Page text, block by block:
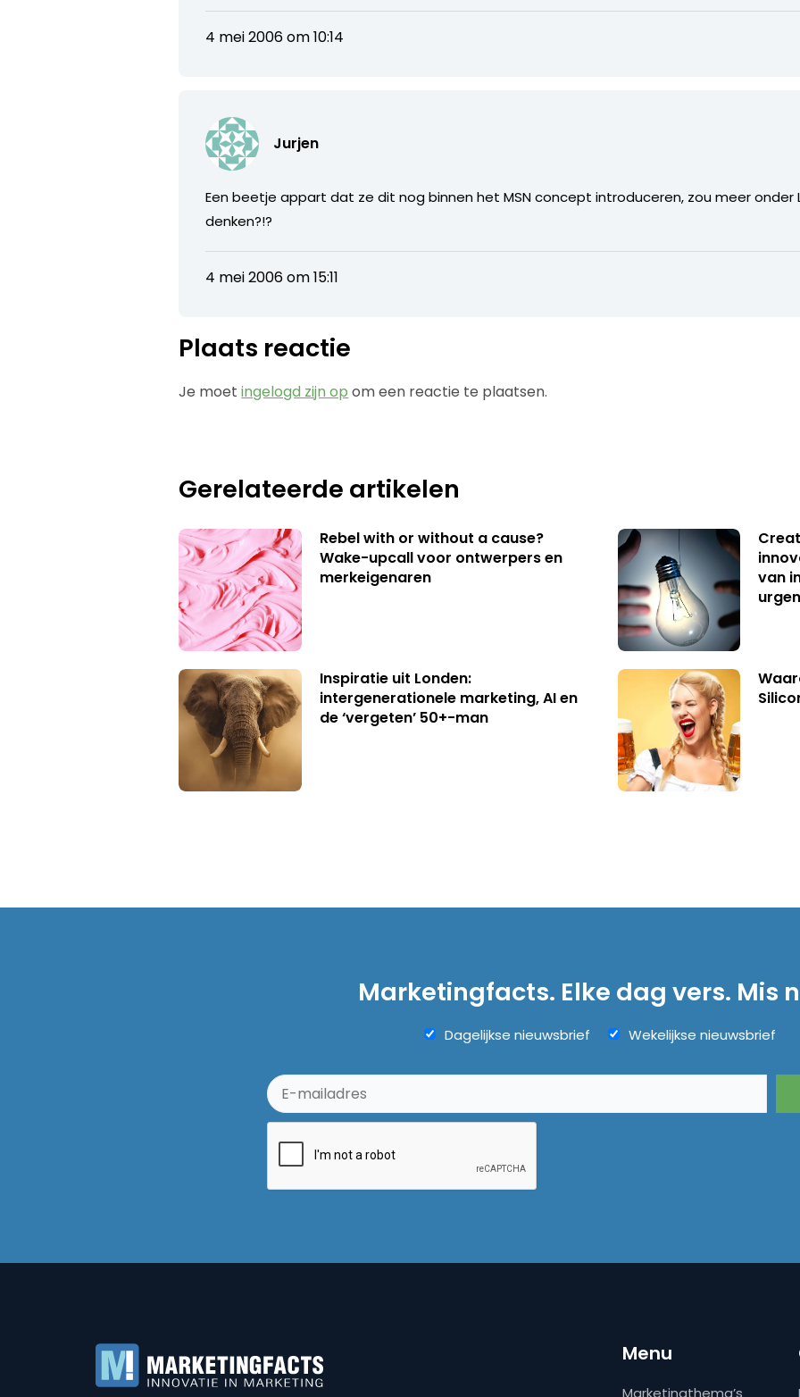
4 mei 2006 om 10:14
Jurjen
Een beetje appart dat ze dit nog binnen het MSN concept introduceren, zou meer onder
denken?!?
4 mei 2006 om 15:11
Plaats reactie
Je moetingelogd zijn op om een reactie te plaatsen.
Gerelateerde artikelen
Rebel with or without a cause?
Wake-upcall voor ontwerpers en
merkeigenaren
van
Inspiratie uit Londen:
intergenerationele marketing, AI en
de ‘vergeten’ 50+-man
Marketingfacts. Elke dag vers. Mis
Dagelijkse nieuwsbrief Wekelijkse nieuwsbrief
Menu
Marketingthema’s